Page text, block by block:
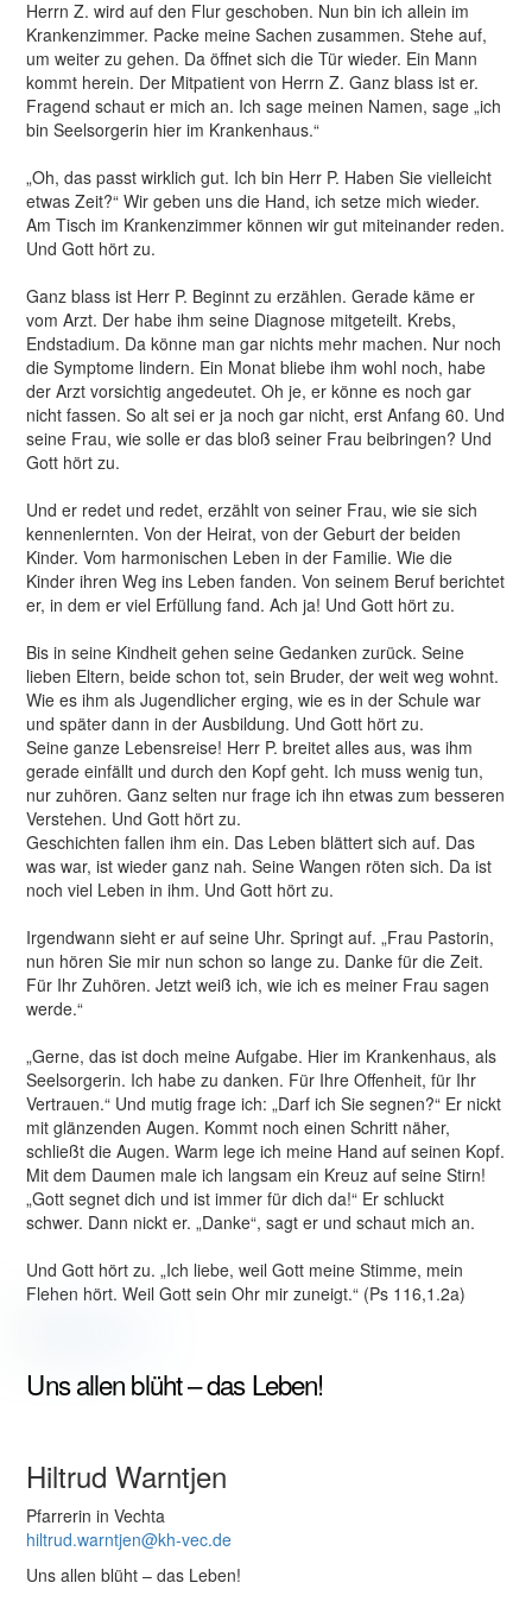
Herrn Z. wird auf den Flur geschoben. Nun bin ich allein im
Krankenzimmer. Packe meine Sachen zusammen. Stehe auf,
um weiter zu gehen. Da öffnet sich die Tür wieder. Ein Mann
kommt herein. Der Mitpatient von Herrn Z. Ganz blass ist er.
Fragend schaut er mich an. Ich sage meinen Namen, sage „ich
bin Seelsorgerin hier im Krankenhaus.“
„Oh, das passt wirklich gut. Ich bin Herr P. Haben Sie vielleicht
etwas Zeit?“ Wir geben uns die Hand, ich setze mich wieder.
Am Tisch im Krankenzimmer können wir gut miteinander reden.
Und Gott hört zu.
Ganz blass ist Herr P. Beginnt zu erzählen. Gerade käme er
vom Arzt. Der habe ihm seine Diagnose mitgeteilt. Krebs,
Endstadium. Da könne man gar nichts mehr machen. Nur noch
die Symptome lindern. Ein Monat bliebe ihm wohl noch, habe
der Arzt vorsichtig angedeutet. Oh je, er könne es noch gar
nicht fassen. So alt sei er ja noch gar nicht, erst Anfang 60. Und
seine Frau, wie solle er das bloß seiner Frau beibringen? Und
Gott hört zu.
Und er redet und redet, erzählt von seiner Frau, wie sie sich
kennenlernten. Von der Heirat, von der Geburt der beiden
Kinder. Vom harmonischen Leben in der Familie. Wie die
Kinder ihren Weg ins Leben fanden. Von seinem Beruf berichtet
er, in dem er viel Erfüllung fand. Ach ja! Und Gott hört zu.
Bis in seine Kindheit gehen seine Gedanken zurück. Seine
lieben Eltern, beide schon tot, sein Bruder, der weit weg wohnt.
Wie es ihm als Jugendlicher erging, wie es in der Schule war
und später dann in der Ausbildung. Und Gott hört zu.
Seine ganze Lebensreise! Herr P. breitet alles aus, was ihm
gerade einfällt und durch den Kopf geht. Ich muss wenig tun,
nur zuhören. Ganz selten nur frage ich ihn etwas zum besseren
Verstehen. Und Gott hört zu.
Geschichten fallen ihm ein. Das Leben blättert sich auf. Das
was war, ist wieder ganz nah. Seine Wangen röten sich. Da ist
noch viel Leben in ihm. Und Gott hört zu.
Irgendwann sieht er auf seine Uhr. Springt auf. „Frau Pastorin,
nun hören Sie mir nun schon so lange zu. Danke für die Zeit.
Für Ihr Zuhören. Jetzt weiß ich, wie ich es meiner Frau sagen
werde.“
„Gerne, das ist doch meine Aufgabe. Hier im Krankenhaus, als
Seelsorgerin. Ich habe zu danken. Für Ihre Offenheit, für Ihr
Vertrauen.“ Und mutig frage ich: „Darf ich Sie segnen?“ Er nickt
mit glänzenden Augen. Kommt noch einen Schritt näher,
schließt die Augen. Warm lege ich meine Hand auf seinen Kopf.
Mit dem Daumen male ich langsam ein Kreuz auf seine Stirn!
„Gott segnet dich und ist immer für dich da!“ Er schluckt
schwer. Dann nickt er. „Danke“, sagt er und schaut mich an.
Und Gott hört zu. „Ich liebe, weil Gott meine Stimme, mein
Flehen hört. Weil Gott sein Ohr mir zuneigt.“ (Ps 116,1.2a)
Uns allen blüht – das Leben!
Hiltrud Warntjen
Pfarrerin in Vechta
hiltrud.warntjen@kh-vec.de
Uns allen blüht – das Leben!